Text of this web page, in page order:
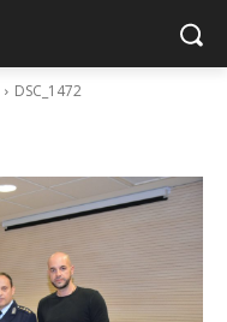
DSC_1472